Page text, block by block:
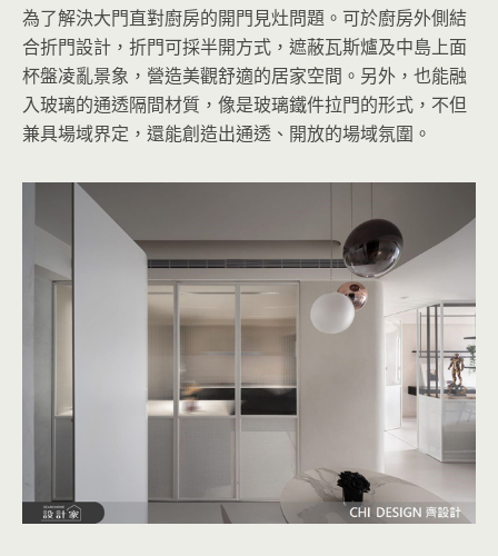
為了解決大門直對廚房的開門見灶問題。可於廚房外側結
合折門設計，折門可採半開方式，遮蔽瓦斯爐及中島上面
杯盤凌亂景象，營造美觀舒適的居家空間。另外，也能融
入玻璃的通透隔間材質，像是玻璃鐵件拉門的形式，不但
兼具場域界定，還能創造出通透、開放的場域氛圍。